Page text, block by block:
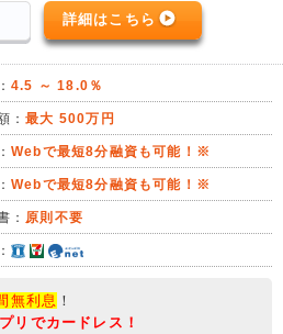
詳細はこちら
4.5 ～ 18.0％
：最大 500万円
Webで最短8分融資も可能！※
Webで最短8分融資も可能！※
： 原則不要
無利息 ！
リでカードレス！